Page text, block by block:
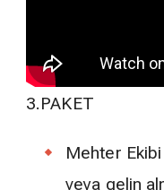
3.PAKET
Mehter
veya gelin